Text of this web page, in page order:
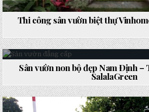
Thi công sân vườn biệt thự
Posted
in
Sân vườn non bộ đẹp Nam Định –
SalalaGreen